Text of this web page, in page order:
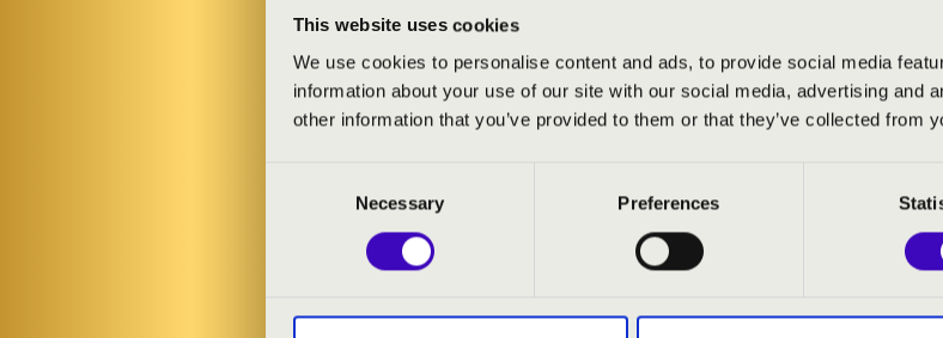
This website uses cookies
We use cookies to personalise content and ads, to provide social media
information about your use of our site with our social media, advertising and
other information that you’ve provided to them or that they’ve collected from
Necessary Preferences
MŰSOR:
Mozart: D-dúr „Párizsi” szimfónia
Hummel: Bevezetés, téma és variációk oboára és zenekarra